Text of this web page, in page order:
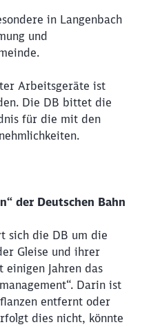
in Langenbach
und
Arbeitsgeräte ist
Die DB bittet die
für die mit den
der Deutschen Bahn
sich die DB um die
Gleise und ihrer
einigen Jahren das
Darin ist
entfernt oder
dies nicht, könnte